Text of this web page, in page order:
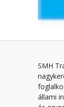
SMH
állami